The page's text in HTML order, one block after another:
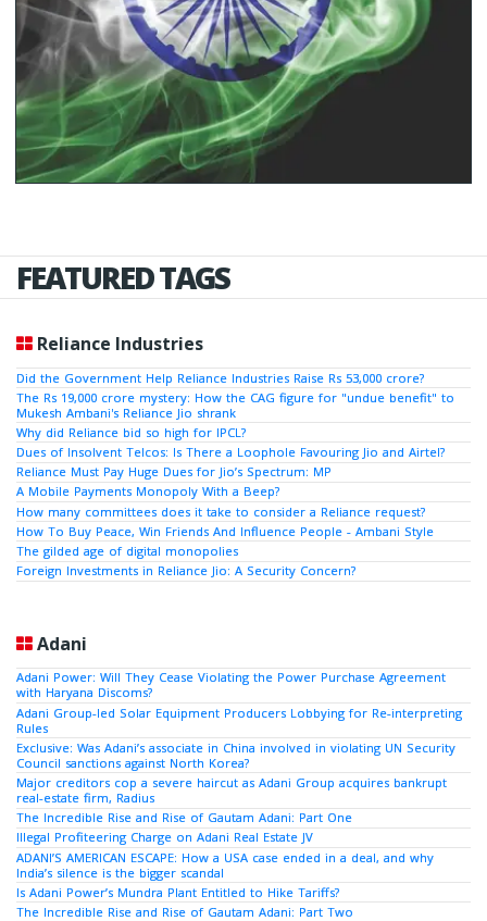
FEATURED TAGS
Reliance Industries
Did the Government Help Reliance Industries Raise Rs 53,000 crore?
The Rs 19,000 crore mystery: How the CAG figure for "undue benefit" to
Mukesh Ambani's Reliance Jio shrank
Why did Reliance bid so high for IPCL?
Dues of Insolvent Telcos: Is There a Loophole Favouring Jio and Airtel?
Reliance Must Pay Huge Dues for Jio’s Spectrum: MP
A Mobile Payments Monopoly With a Beep?
How many committees does it take to consider a Reliance request?
How To Buy Peace, Win Friends And Influence People - Ambani Style
The gilded age of digital monopolies
Foreign Investments in Reliance Jio: A Security Concern?
Adani
Adani Power: Will They Cease Violating the Power Purchase Agreement
with Haryana Discoms?
Adani Group-led Solar Equipment Producers Lobbying for Re-interpreting
Rules
Exclusive: Was Adani’s associate in China involved in violating UN Security
Council sanctions against North Korea?
Major creditors cop a severe haircut as Adani Group acquires bankrupt
real-estate firm, Radius
The Incredible Rise and Rise of Gautam Adani: Part One
Illegal Profiteering Charge on Adani Real Estate JV
ADANI’S AMERICAN ESCAPE: How a USA case ended in a deal, and why
India’s silence is the bigger scandal
Is Adani Power’s Mundra Plant Entitled to Hike Tariffs?
The Incredible Rise and Rise of Gautam Adani: Part Two